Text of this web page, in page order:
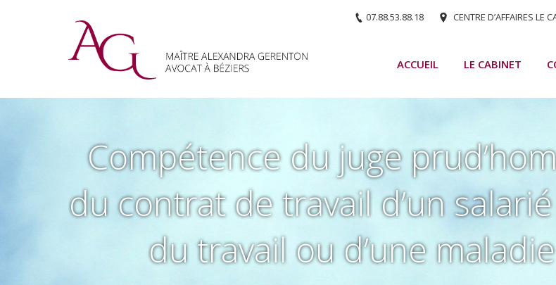
07.88.53.88.18 CENTRE D’AFFAIRES LE
ACCUEIL LE CABINET
Compétence du juge
du contrat de travail d’un
du travail ou d’une